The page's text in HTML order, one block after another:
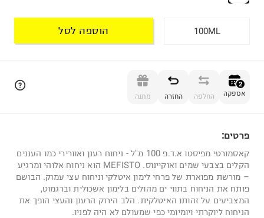
100ML הוספה לסל
2
אספקה החלפה החזרה מתנה
פרטים:
קאסמורטי מפיסטו א.ד.פ 100 מ"ל - ניחוח רענן ואוורירי כמו העננים
הקלים בצבעי שמים ואוקיינוס. MEFISTO הוא ניחוח אלוהי ומרגיע
– מורשת מפוארת של פרחי לימון איטלקי וניחוח עצי עמוק. הבושם
פותח את הניחוח בתווי ים מהולים בלימון אשכולית וברגמוט,
המצביעים על זהותו האיטלקית. הלב הירוק הרענן והעצי הופך את
הניחוח ליוקרתי ויומיומי כפי שמעולם לא היה לפניו.